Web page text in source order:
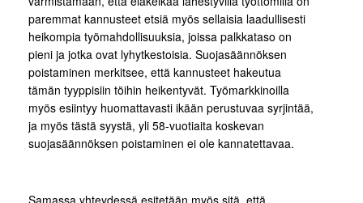
paremmat kannusteet etsiä myös sellaisia laadullisesti
heikompia työmahdollisuuksia, joissa palkkataso on
pieni ja jotka ovat lyhytkestoisia. Suojasäännöksen
poistaminen merkitsee, että kannusteet hakeutua
tämän tyyppisiin töihin heikentyvät. Työmarkkinoilla
myös esiintyy huomattavasti ikään perustuvaa syrjintää,
ja myös tästä syystä, yli 58-vuotiaita koskevan
suojasäännöksen poistaminen ei ole kannatettavaa.